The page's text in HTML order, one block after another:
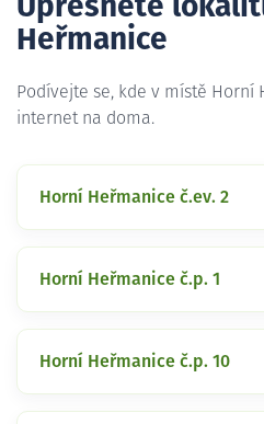
Upřesněte
Heřmanice
Podívejte se, kde v místě Horní
internet na doma.
Horní Heřmanice č.ev. 2
Horní Heřmanice č.p. 1
Horní Heřmanice č.p. 10